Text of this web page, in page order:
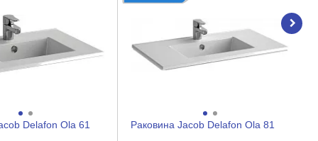
Delafon Ola 61 Раковина Jacob Delafon Ola 81